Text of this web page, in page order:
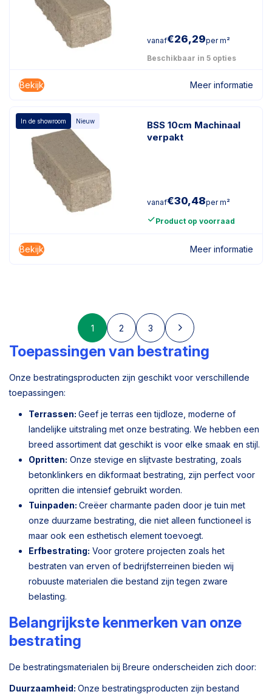
vanaf€26,29per m²
Beschikbaar in 5 opties
Bekijk Meer informatie
In de showroom Nieuw
BSS 10cm Machinaal
verpakt
vanaf€30,48per m²
Product op voorraad
Bekijk Meer informatie
1 2 3
Toepassingen van bestrating
Onze bestratingsproducten zijn geschikt voor verschillende
toepassingen:
Terrassen: Geef je terras een tijdloze, moderne of
landelijke uitstraling met onze bestrating. We hebben een
breed assortiment dat geschikt is voor elke smaak en stijl.
Opritten: Onze stevige en slijtvaste bestrating, zoals
betonklinkers en dikformaat bestrating, zijn perfect voor
opritten die intensief gebruikt worden.
Tuinpaden: Creëer charmante paden door je tuin met
onze duurzame bestrating, die niet alleen functioneel is
maar ook een esthetisch element toevoegt.
Erfbestrating: Voor grotere projecten zoals het
bestraten van erven of bedrijfsterreinen bieden wij
robuuste materialen die bestand zijn tegen zware
belasting.
Belangrijkste kenmerken van onze
bestrating
De bestratingsmaterialen bij Breure onderscheiden zich door:
Duurzaamheid: Onze bestratingsproducten zijn bestand